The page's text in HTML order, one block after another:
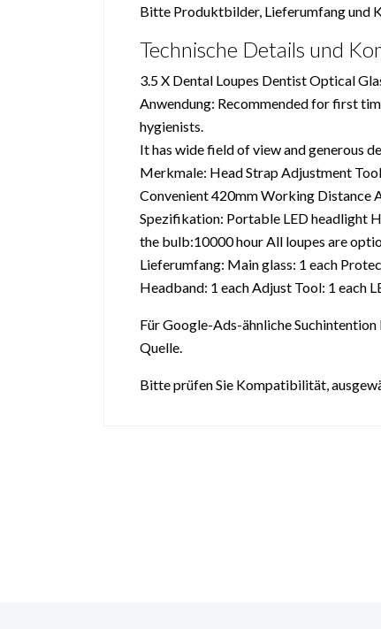
Bitte Produktbilder, Lieferumfang und
Technische Details und
3.5 X Dental Loupes Dentist Optical
Anwendung: Recommended for first
hygienists.
It has wide field of view and generous
Merkmale: Head Strap Adjustment
Convenient 420mm Working Distance
Spezifikation: Portable LED headlight
the bulb:10000 hour All loupes are
Lieferumfang: Main glass: 1 each
Headband: 1 each Adjust Tool: 1 each
Für Google-Ads-ähnliche
Quelle.
Bitte prüfen Sie Kompatibilität,